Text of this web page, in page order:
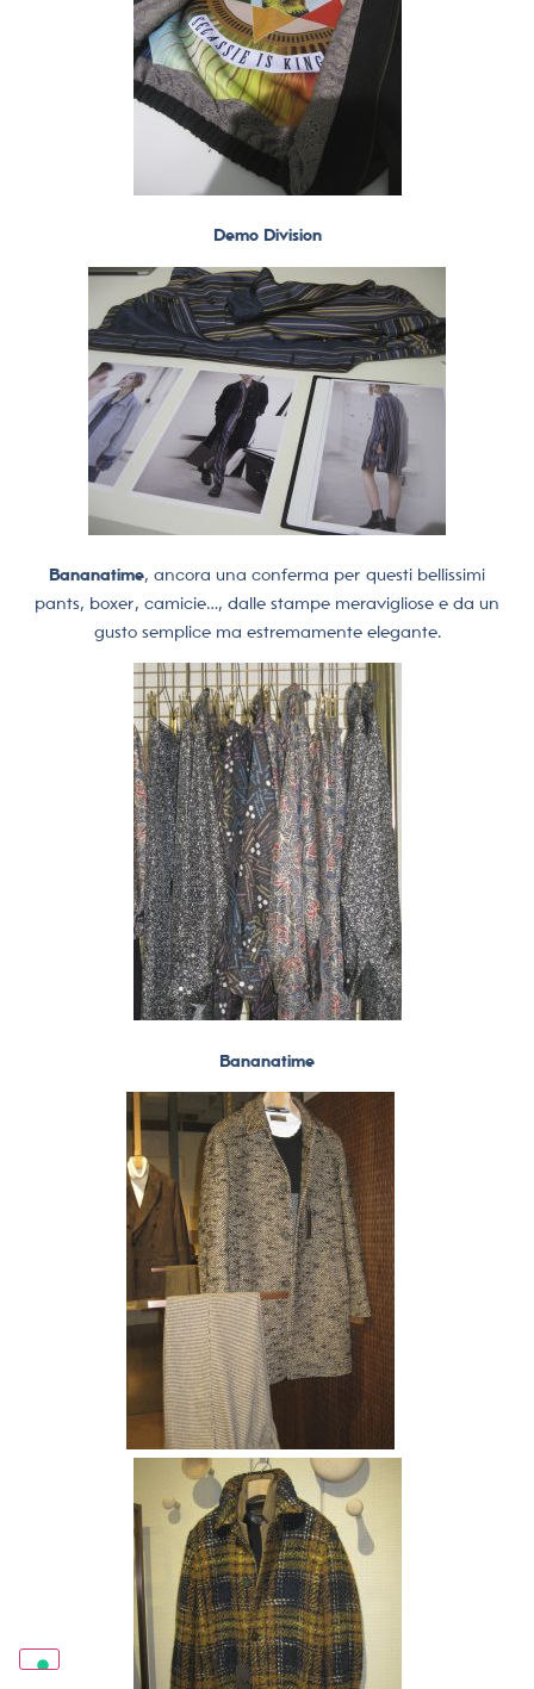
Demo Division
Bananatime, ancora una conferma per questi bellissimi
pants, boxer, camicie…, dalle stampe meravigliose e da un
gusto semplice ma estremamente elegante.
Bananatime